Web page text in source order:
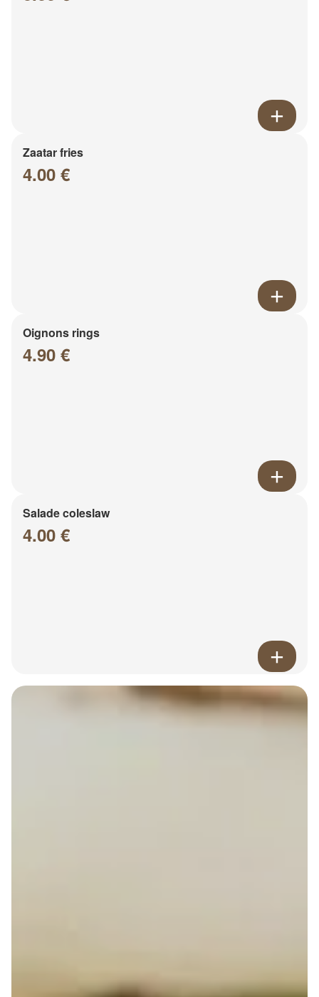
Zaatar fries
4.00 €
Oignons rings
4.90 €
Salade coleslaw
4.00 €